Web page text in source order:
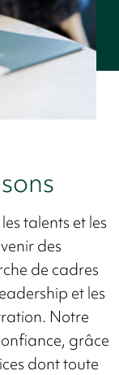
talents et les
des
de cadres
et les
Notre
grâce
dont toute